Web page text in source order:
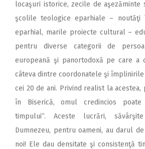
locaşuri istorice, zecile de aşezăminte
şcolile teologice eparhiale – noutăţi
eparhial, marile proiecte cultural –
pentru diverse categorii de
europeană şi panortodoxă pe care a
câteva dintre coordonatele şi
cei 20 de ani. Privind realist la acestea,
în Biserică, omul credincios
timpului”. Aceste lucrări,
Dumnezeu, pentru oameni, au darul
noi! Ele dau densitate şi consistenţă